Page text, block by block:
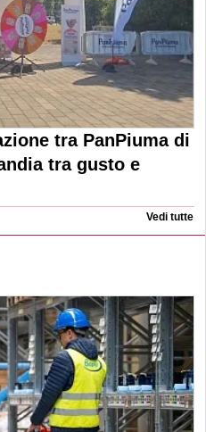
tra PanPiuma di
tra gusto e
Vedi tutte